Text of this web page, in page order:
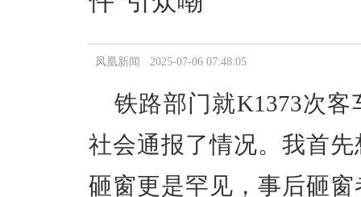
凤凰新闻 2025-07-06 07:48:05
铁路部门就K1373次
社会通报了情况。我首
砸窗更是罕见，事后砸